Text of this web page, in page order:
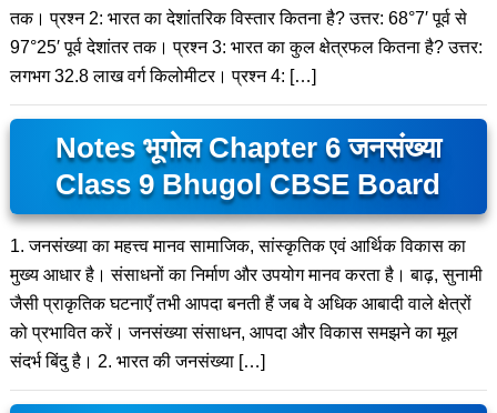
तक। प्रश्न 2: भारत का देशांतरिक विस्तार कितना है? उत्तर: 68°7′ पूर्व से
97°25′ पूर्व देशांतर तक। प्रश्न 3: भारत का कुल क्षेत्रफल कितना है? उत्तर:
लगभग 32.8 लाख वर्ग किलोमीटर। प्रश्न 4: […]
Notes भूगोल Chapter 6 जनसंख्या
Class 9 Bhugol CBSE Board
1. जनसंख्या का महत्त्व मानव सामाजिक, सांस्कृतिक एवं आर्थिक विकास का
मुख्य आधार है। संसाधनों का निर्माण और उपयोग मानव करता है। बाढ़, सुनामी
जैसी प्राकृतिक घटनाएँ तभी आपदा बनती हैं जब वे अधिक आबादी वाले क्षेत्रों
को प्रभावित करें। जनसंख्या संसाधन, आपदा और विकास समझने का मूल
संदर्भ बिंदु है। 2. भारत की जनसंख्या […]